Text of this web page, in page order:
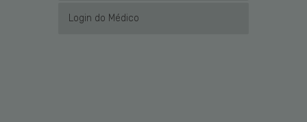
Login do Médico